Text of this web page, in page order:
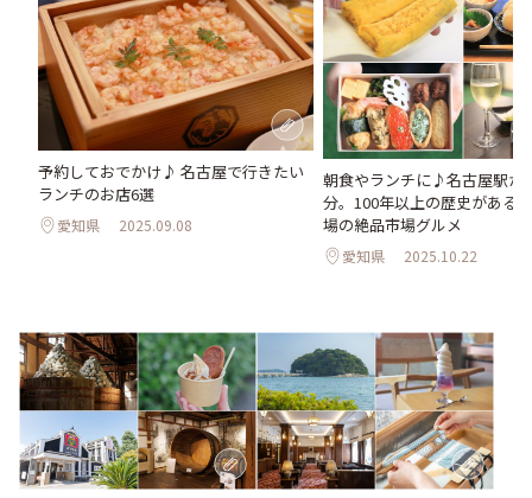
予約しておでかけ♪ 名古屋で行きたい
ランチのお店6選
愛知県 2025.09.08
朝食やランチに♪名古屋駅か
分。100年以上の歴史がある
場の絶品市場グルメ
愛知県 2025.10.22